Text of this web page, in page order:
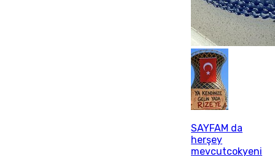
SAYFAM da
herşey
mevcutcokyeni